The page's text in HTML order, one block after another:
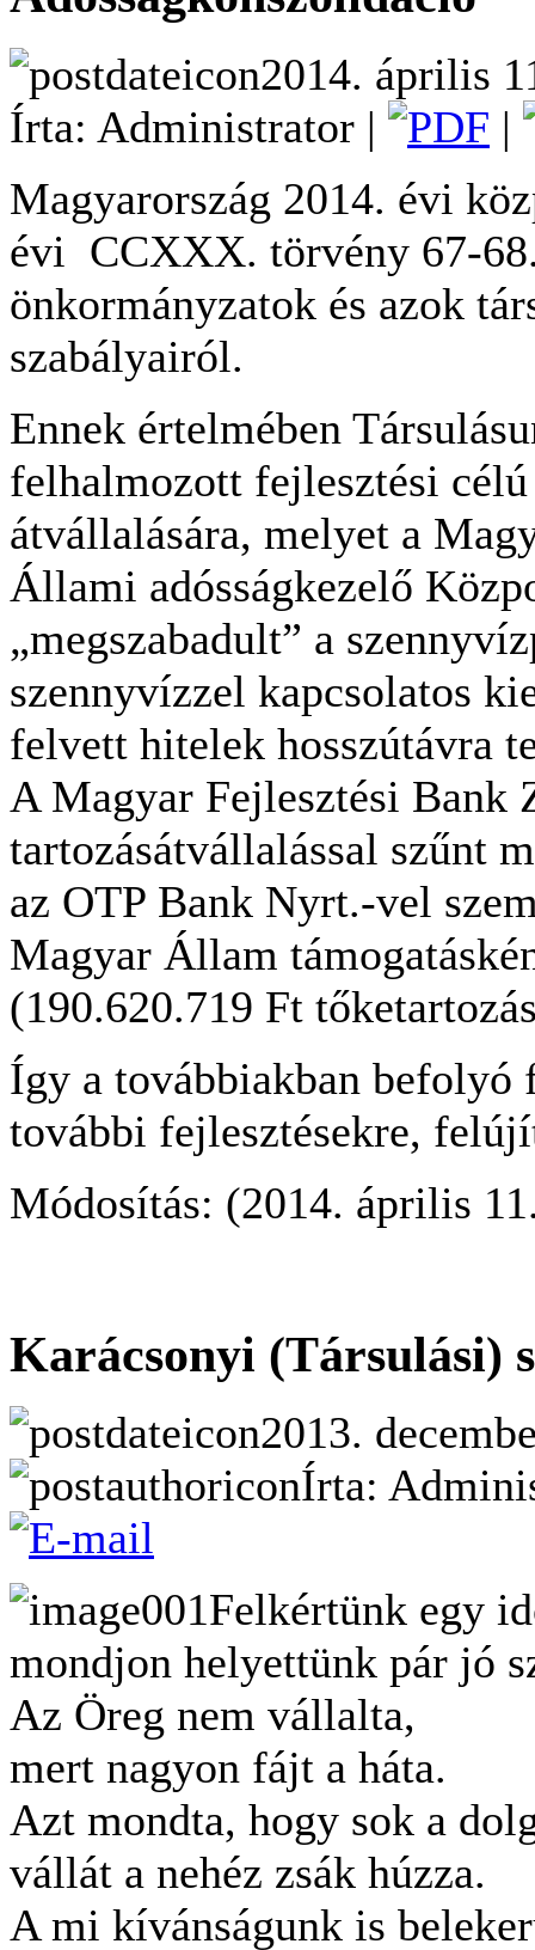
2014. április
Írta: Administrator |
|
Magyarország 2014. évi
évi CCXXX. törvény 67-
önkormányzatok és azok
szabályairól.
Ennek értelmében
felhalmozott fejlesztési
átvállalására, melyet a
Állami adósságkezelő
„megszabadult” a
szennyvízzel kapcsolatos
felvett hitelek hosszútávra
A Magyar Fejlesztési Bank
tartozásátvállalással szűnt
az OTP Bank Nyrt.-vel
Magyar Állam
(190.620.719 Ft
Így a továbbiakban befolyó
további fejlesztésekre,
Módosítás: (2014. április
Karácsonyi (Társulási)
2013.
Írta:
Felkértünk egy
mondjon helyettünk pár jó
Az Öreg nem vállalta,
mert nagyon fájt a háta.
Azt mondta, hogy sok a
vállát a nehéz zsák húzza.
A mi kívánságunk is